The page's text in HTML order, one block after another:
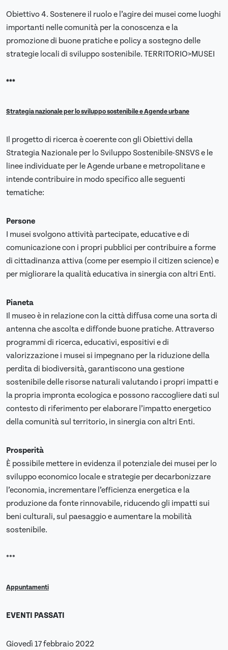
Obiettivo 4. Sostenere il ruolo e l’agire dei musei come luoghi
importanti nelle comunità per la conoscenza e la
promozione di buone pratiche e policy a sostegno delle
strategie locali di sviluppo sostenibile. TERRITORIO>MUSEI
***
Strategia nazionale per lo sviluppo sostenibile e Agende urbane
​Il progetto di ricerca è coerente con gli Obiettivi della
Strategia Nazionale per lo Sviluppo Sostenibile-SNSVS e le
linee individuate per le Agende urbane e metropolitane e
intende contribuire in modo specifico alle seguenti
tematiche:
Persone
I musei svolgono attività partecipate, educative e di
comunicazione con i propri pubblici per contribuire a forme
di cittadinanza attiva (come per esempio il citizen science) e
per migliorare la qualità educativa in sinergia con altri Enti.
Pianeta
Il museo è in relazione con la città diffusa come una sorta di
antenna che ascolta e diffonde buone pratiche. Attraverso
programmi di ricerca, educativi, espositivi e di
valorizzazione i musei si impegnano per la riduzione della
perdita di biodiversità, garantiscono una gestione
sostenibile delle risorse naturali valutando i propri impatti e
la propria impronta ecologica e possono raccogliere dati sul
contesto di riferimento per elaborare l’impatto energetico
della comunità sul territorio, in sinergia con altri Enti.
Prosperità
È possibile mettere in evidenza il potenziale dei musei per lo
sviluppo economico locale e strategie per decarbonizzare
l’economia, incrementare l’efficienza energetica e la
produzione da fonte rinnovabile, riducendo gli impatti sui
beni culturali, sul paesaggio e aumentare la mobilità
sostenibile.
***
Appuntamenti
EVENTI PASSATI
Giovedì 17 febbraio 2022